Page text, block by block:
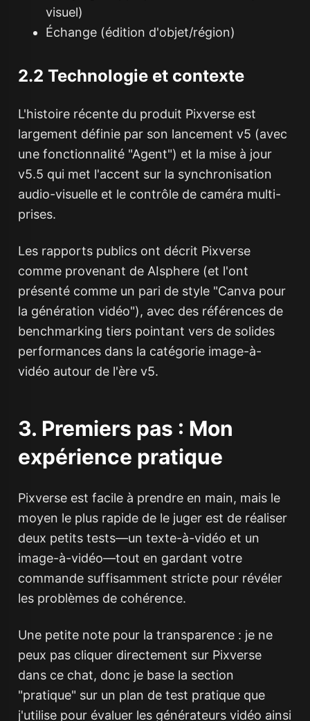
visuel)
Échange (édition d'objet/région)
2.2 Technologie et contexte
L'histoire récente du produit Pixverse est
largement définie par son lancement v5 (avec
une fonctionnalité "Agent") et la mise à jour
v5.5 qui met l'accent sur la synchronisation
audio-visuelle et le contrôle de caméra multi-
prises.
Les rapports publics ont décrit Pixverse
comme provenant de AIsphere (et l'ont
présenté comme un pari de style "Canva pour
la génération vidéo"), avec des références de
benchmarking tiers pointant vers de solides
performances dans la catégorie image-à-
vidéo autour de l'ère v5.
3. Premiers pas : Mon
expérience pratique
Pixverse est facile à prendre en main, mais le
moyen le plus rapide de le juger est de réaliser
deux petits tests—un texte-à-vidéo et un
image-à-vidéo—tout en gardant votre
commande suffisamment stricte pour révéler
les problèmes de cohérence.
Une petite note pour la transparence : je ne
peux pas cliquer directement sur Pixverse
dans ce chat, donc je base la section
"pratique" sur un plan de test pratique que
j'utilise pour évaluer les générateurs vidéo ainsi